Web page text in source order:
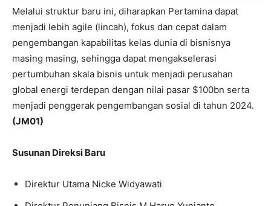
Melalui struktur baru ini, diharapkan Pertamina dapat
menjadi lebih agile (lincah), fokus dan cepat dalam
pengembangan kapabilitas kelas dunia di bisnisnya
masing masing, sehingga dapat mengakselerasi
pertumbuhan skala bisnis untuk menjadi perusahan
global energi terdepan dengan nilai pasar $100bn serta
menjadi penggerak pengembangan sosial di tahun 2024.
(JM01)
Susunan Direksi Baru
Direktur Utama Nicke Widyawati